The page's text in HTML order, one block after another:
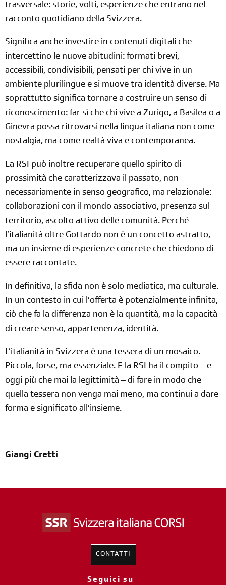
trasversale: storie, volti, esperienze che entrano nel
racconto quotidiano della Svizzera.
Significa anche investire in contenuti digitali che
intercettino le nuove abitudini: formati brevi,
accessibili, condivisibili, pensati per chi vive in un
ambiente plurilingue e si muove tra identità diverse. Ma
soprattutto significa tornare a costruire un senso di
riconoscimento: far sì che chi vive a Zurigo, a Basilea o a
Ginevra possa ritrovarsi nella lingua italiana non come
nostalgia, ma come realtà viva e contemporanea.
La RSI può inoltre recuperare quello spirito di
prossimità che caratterizzava il passato, non
necessariamente in senso geografico, ma relazionale:
collaborazioni con il mondo associativo, presenza sul
territorio, ascolto attivo delle comunità. Perché
l’italianità oltre Gottardo non è un concetto astratto,
ma un insieme di esperienze concrete che chiedono di
essere raccontate.
In definitiva, la sfida non è solo mediatica, ma culturale.
In un contesto in cui l’offerta è potenzialmente infinita,
ciò che fa la differenza non è la quantità, ma la capacità
di creare senso, appartenenza, identità.
L’italianità in Svizzera è una tessera di un mosaico.
Piccola, forse, ma essenziale. E la RSI ha il compito – e
oggi più che mai la legittimità – di fare in modo che
quella tessera non venga mai meno, ma continui a dare
forma e significato all’insieme.
Giangi Cretti
CONTATTI
Seguici su